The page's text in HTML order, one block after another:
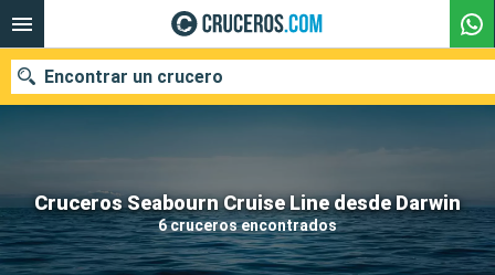
Cruceros Seabourn Cruise Line desde Darwin
6 cruceros encontrados
Encontrar un crucero
Nuestros destinos
Fecha de salida